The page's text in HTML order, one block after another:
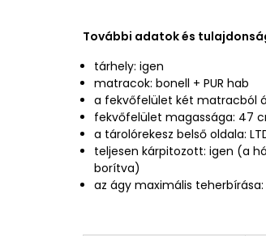
További adatok és
tárhely: igen
matracok: bonell + PUR hab
a fekvőfelület két matracból
fekvőfelület magassága: 47
a tárolórekesz belső oldala:
teljesen kárpitozott: igen (a
borítva)
az ágy maximális teherbírása: